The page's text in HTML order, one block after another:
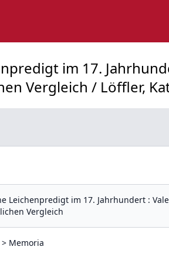
im 17.
Vergleich / Löffler,
Leichenpredigt im 17. Jahrhundert :
Vergleich
Memoria